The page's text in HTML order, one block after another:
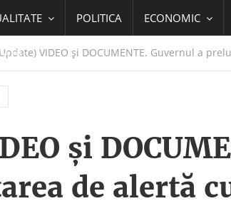
POLITICA ECONOMIC
VIDEO și DOCUMENTE. Guvernul a
și
de alertă